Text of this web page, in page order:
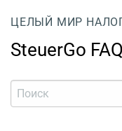
ЦЕЛЫЙ МИР
SteuerGo